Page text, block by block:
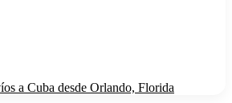
a Cuba desde Orlando, Florida